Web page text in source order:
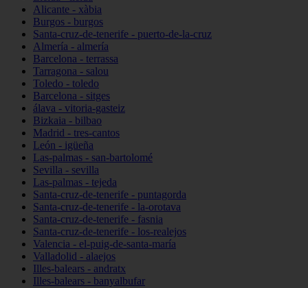
Alicante - xàbia
Burgos - burgos
Santa-cruz-de-tenerife - puerto-de-la-cruz
Almería - almería
Barcelona - terrassa
Tarragona - salou
Toledo - toledo
Barcelona - sitges
álava - vitoria-gasteiz
Bizkaia - bilbao
Madrid - tres-cantos
León - igüeña
Las-palmas - san-bartolomé
Sevilla - sevilla
Las-palmas - tejeda
Santa-cruz-de-tenerife - puntagorda
Santa-cruz-de-tenerife - la-orotava
Santa-cruz-de-tenerife - fasnia
Santa-cruz-de-tenerife - los-realejos
Valencia - el-puig-de-santa-maría
Valladolid - alaejos
Illes-balears - andratx
Illes-balears - banyalbufar